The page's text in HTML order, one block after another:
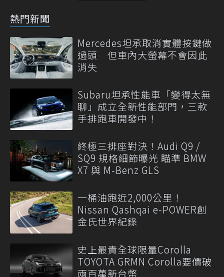
熱門新聞
Mercedes坦承取消實體按鍵做
過頭 但車內大螢幕不會因此
消失
Subaru坦承性能車「變得太無
聊」成立全新性能部門，三款
手排跑車開發中！
終極三排座對決！Audi Q9 /
SQ9 規格細節曝光 瞄準 BMW
X7 與 M-Benz GLS
一桶油跑近2,000公里！
Nissan Qashqai e-POWER創
金氏世界紀錄
史上最貴全球限量Corolla
TOYOTA GRMN Corolla要價破
兩百萬新台幣